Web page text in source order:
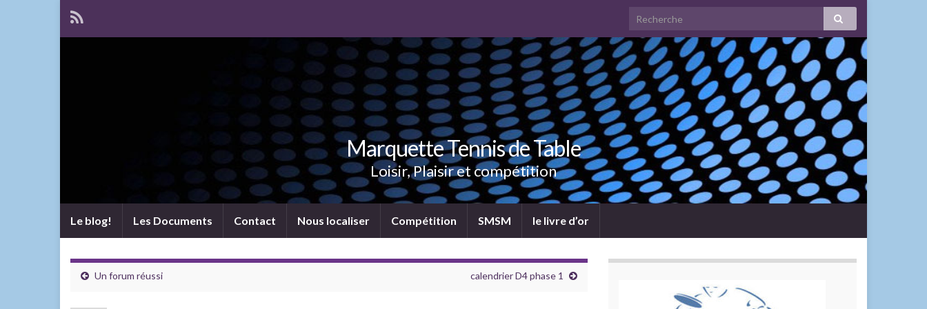
Marquette Tennis de Table
Loisir, Plaisir et compétition
Le blog! Les Documents Contact Nous localiser Compétition SMSM le livre d’or
Un forum réussi calendrier D4 phase 1